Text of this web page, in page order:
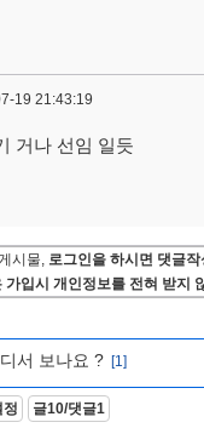
19 21:43:19
거나 선임 일듯
시물, 로그인을 하시면 댓글
가입시 개인정보를 전혀 받지
서 보나요 ? [1]
정 글10/댓글1